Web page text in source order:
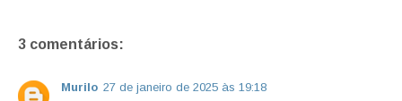
3 comentários:
Murilo 27 de janeiro de 2025 às 19:18